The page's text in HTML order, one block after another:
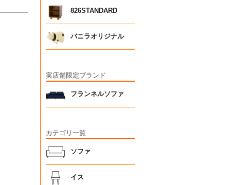
826STANDARD
バニラオリジナル
実店舗限定ブランド
フランネルソファ
カテゴリ一覧
ソファ
イス